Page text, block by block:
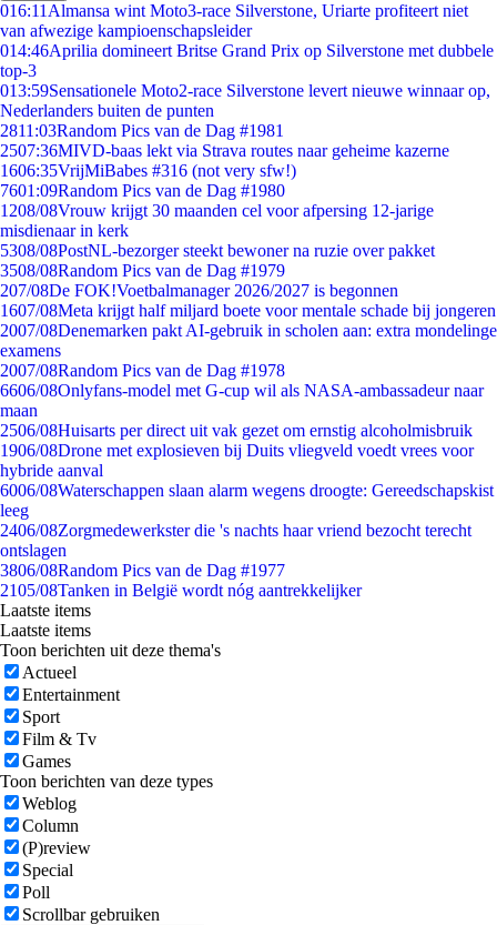
016:11 Almansa wint Moto3-race Silverstone, Uriarte profiteert niet
van afwezige kampioenschapsleider
014:46Aprilia domineert Britse Grand Prix op Silverstone met dubbele
top-3
013:59Sensationele Moto2-race Silverstone levert nieuwe winnaar op,
Nederlanders buiten de punten
2811:03Random Pics van de Dag #1981
2507:36MIVD-baas lekt via Strava routes naar geheime kazerne
1606:35VrijMiBabes #316 (not very sfw!)
7601:09Random Pics van de Dag #1980
1208/08Vrouw krijgt 30 maanden cel voor afpersing 12-jarige
misdienaar in kerk
5308/08PostNL-bezorger steekt bewoner na ruzie over pakket
3508/08Random Pics van de Dag #1979
207/08De FOK!Voetbalmanager 2026/2027 is begonnen
1607/08Meta krijgt half miljard boete voor mentale schade bij jongeren
2007/08Denemarken pakt AI-gebruik in scholen aan: extra mondelinge
examens
2007/08Random Pics van de Dag #1978
6606/08Onlyfans-model met G-cup wil als NASA-ambassadeur naar
maan
2506/08Huisarts per direct uit vak gezet om ernstig alcoholmisbruik
1906/08Drone met explosieven bij Duits vliegveld voedt vrees voor
hybride aanval
6006/08Waterschappen slaan alarm wegens droogte: Gereedschapskist
leeg
2406/08Zorgmedewerkster die 's nachts haar vriend bezocht terecht
ontslagen
3806/08Random Pics van de Dag #1977
2105/08Tanken in België wordt nóg aantrekkelijker
Laatste items
Laatste items
Toon berichten uit deze thema's
Actueel
Entertainment
Sport
Film & Tv
Games
Toon berichten van deze types
Weblog
Column
(P)review
Special
Poll
Scrollbar gebruiken